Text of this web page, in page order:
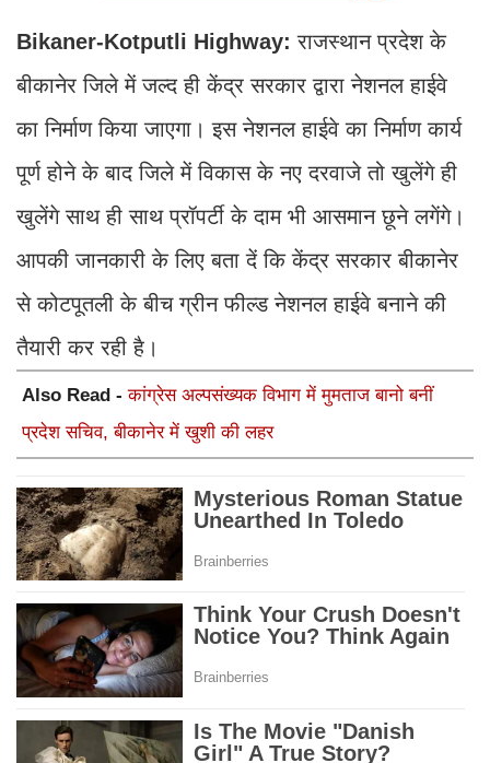
Bikaner-Kotputli Highway: राजस्थान प्रदेश के
बीकानेर जिले में जल्द ही केंद्र सरकार द्वारा नेशनल हाईवे
का निर्माण किया जाएगा। इस नेशनल हाईवे का निर्माण कार्य
पूर्ण होने के बाद जिले में विकास के नए दरवाजे तो खुलेंगे ही
खुलेंगे साथ ही साथ प्रॉपर्टी के दाम भी आसमान छूने लगेंगे।
आपकी जानकारी के लिए बता दें कि केंद्र सरकार बीकानेर
से कोटपूतली के बीच ग्रीन फील्ड नेशनल हाईवे बनाने की
तैयारी कर रही है।
Also Read -कांग्रेस अल्पसंख्यक विभाग में मुमताज बानो बनीं
प्रदेश सचिव, बीकानेर में खुशी की लहर